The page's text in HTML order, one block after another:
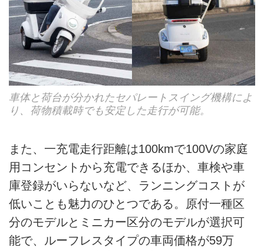
車体と荷台が分かれたセパレートスイング機構によ
り、荷物積載時でも安定した走行が可能。
また、一充電走行距離は100kmで100Vの家庭
用コンセントから充電できるほか、車検や車
庫登録がいらないなど、ランニングコストが
低いことも魅力のひとつである。原付一種区
分のモデルとミニカー区分のモデルが選択可
能で、ルーフレスタイプの車両価格が59万